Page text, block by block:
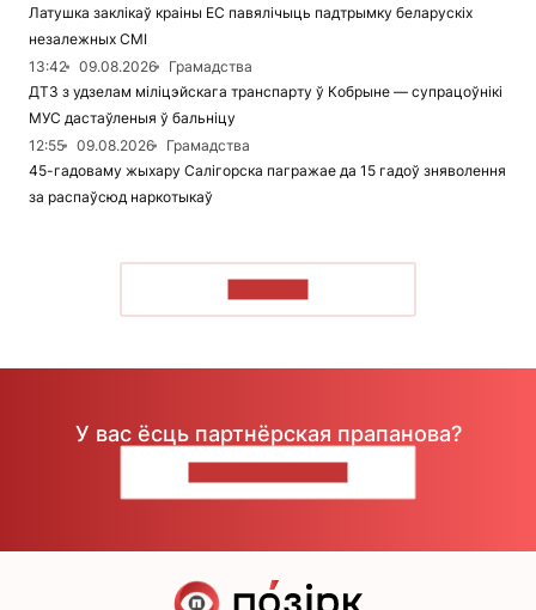
Латушка заклікаў краіны ЕС павялічыць падтрымку беларускіх
незалежных СМІ
13:42
09.08.2026
Грамадства
ДТЗ з удзелам міліцэйскага транспарту ў Кобрыне — супрацоўнікі
МУС дастаўленыя ў бальніцу
12:55
09.08.2026
Грамадства
45-гадоваму жыхару Салігорска пагражае да 15 гадоў зняволення
за распаўсюд наркотыкаў
У вас ёсць партнёрская прапанова?